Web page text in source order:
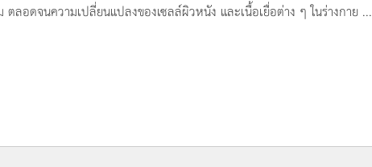
ลอดจนความเปลี่ยนแปลงของเซลล์ผิวหนัง และเนื้อเยื่อต่าง ๆ ในร่างกาย ...